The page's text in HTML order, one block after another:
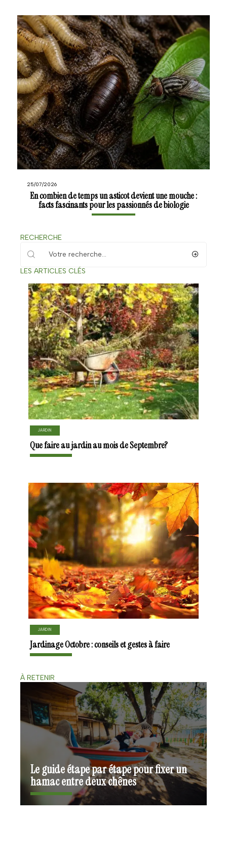
25/07/2026
En combien de temps un asticot devient une mouche :
facts fascinants pour les passionnés de biologie
RECHERCHE
LES ARTICLES CLÉS
JARDIN
Que faire au jardin au mois de Septembre?
JARDIN
Jardinage Octobre : conseils et gestes à faire
À RETENIR
Le guide étape par étape pour fixer un
hamac entre deux chênes